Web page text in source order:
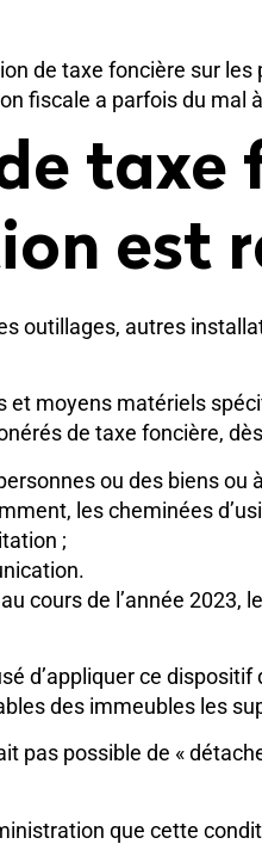
de taxe foncière sur
fiscale a parfois du mal
taxe
est
outillages, autres
moyens matériels
de taxe foncière, dès
ou des biens
les cheminées
;
cours de l’année 2023,
d’appliquer ce
des immeubles les
pas possible de «
que cette